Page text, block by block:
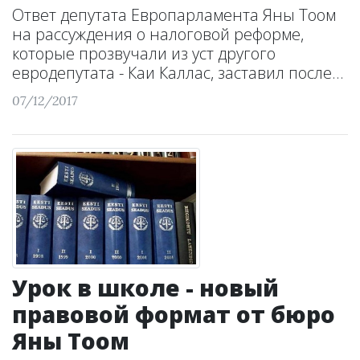
Ответ депутата Европарламента Яны Тоом
на рассуждения о налоговой реформе,
которые прозвучали из уст другого
евродепутата - Каи Каллас, заставил после...
07/12/2017
Урок в школе - новый
правовой формат от бюро
Яны Тоом